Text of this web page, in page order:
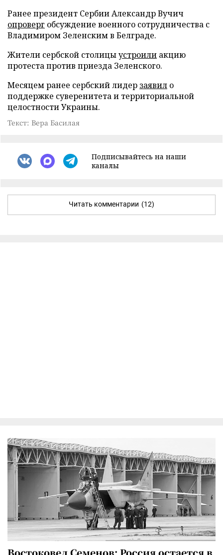
Ранее президент Сербии Александр Вучич
опроверг обсуждение военного сотрудничества с
Владимиром Зеленским в Белграде.
Жители сербской столицыустроили акцию
протеста против приезда Зеленского.
Месяцем ранее сербский лидер заявил о
поддержке суверенитета и территориальной
целостности Украины.
Текст: Вера Басилая
Подписывайтесь на наши
каналы
Читать комментарии (12)